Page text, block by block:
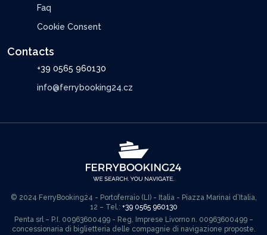
Faq
Cookie Consent
Contacts
+39 0565 960130
info@ferrybooking24.cz
© 2024 FerryBooking24 - Portoferraio (LI) - Italia - Piazza Marinai d’Italia,
12 – Tel.: +39 0565 960130
Penta srl – P.I. 00963600499 - Reg. Imprese Livorno n. 00963600499 –
concessionaria di biglietteria delle compagnie di navigazione proposte.